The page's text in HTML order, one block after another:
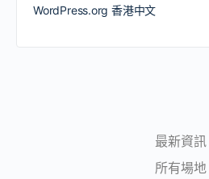
WordPress.org 香港中文
最新資訊
所有場地